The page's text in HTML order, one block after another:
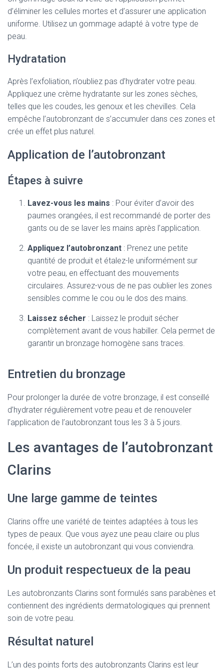
d’éliminer les cellules mortes et d’assurer une application
uniforme. Utilisez un gommage adapté à votre type de
peau.
Hydratation
Après l’exfoliation, n’oubliez pas d’hydrater votre peau.
Appliquez une crème hydratante sur les zones sèches,
telles que les coudes, les genoux et les chevilles. Cela
empêche l’autobronzant de s’accumuler dans ces zones et
crée un effet plus naturel.
Application de l’autobronzant
Étapes à suivre
Lavez-vous les mains : Pour éviter d’avoir des
paumes orangées, il est recommandé de porter des
gants ou de se laver les mains après l’application.
Appliquez l’autobronzant : Prenez une petite
quantité de produit et étalez-le uniformément sur
votre peau, en effectuant des mouvements
circulaires. Assurez-vous de ne pas oublier les zones
sensibles comme le cou ou le dos des mains.
Laissez sécher : Laissez le produit sécher
complètement avant de vous habiller. Cela permet de
garantir un bronzage homogène sans traces.
Entretien du bronzage
Pour prolonger la durée de votre bronzage, il est conseillé
d’hydrater régulièrement votre peau et de renouveler
l’application de l’autobronzant tous les 3 à 5 jours.
Les avantages de l’autobronzant
Clarins
Une large gamme de teintes
Clarins offre une variété de teintes adaptées à tous les
types de peaux. Que vous ayez une peau claire ou plus
foncée, il existe un autobronzant qui vous conviendra.
Un produit respectueux de la peau
Les autobronzants Clarins sont formulés sans parabènes et
contiennent des ingrédients dermatologiques qui prennent
soin de votre peau.
Résultat naturel
L’un des points forts des autobronzants Clarins est leur